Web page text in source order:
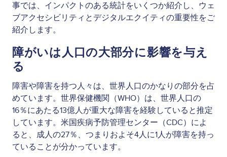
事では、インパクトのある統計をいくつか紹介し、ウェ
ブアクセシビリティとデジタルエクイティの重要性をご
紹介します。
障がいは人口の大部分に影響を与え
る
障害や障害を持つ人々は、世界人口のかなりの部分を占
めています。世界保健機関（WHO）は、世界人口の
16％にあたる13億人が重大な障害を経験していると推定
しています。米国疾病予防管理センター（CDC）によ
ると、成人の27％、つまりおよそ4人に1人が障害を持っ
ていることが分かっています。